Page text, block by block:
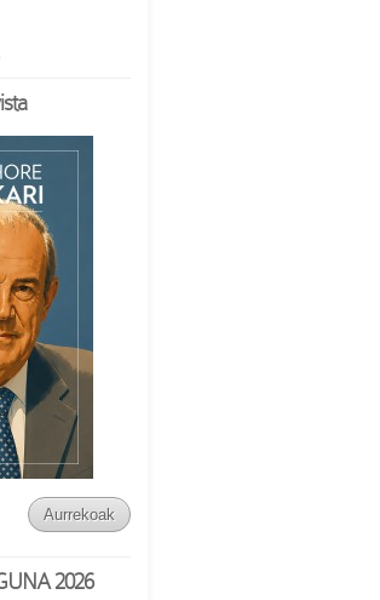
Aurrekoak
2026